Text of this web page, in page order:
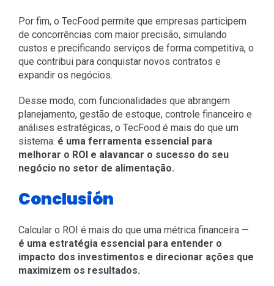
Por fim, o TecFood permite que empresas participem
de concorrências com maior precisão, simulando
custos e precificando serviços de forma competitiva, o
que contribui para conquistar novos contratos e
expandir os negócios.
Desse modo, com funcionalidades que abrangem
planejamento, gestão de estoque, controle financeiro e
análises estratégicas, o TecFood é mais do que um
sistema: é uma ferramenta essencial para
melhorar o ROI e alavancar o sucesso do seu
negócio no setor de alimentação.
Conclusión
Calcular o ROI é mais do que uma métrica financeira —
é uma estratégia essencial para entender o
impacto dos investimentos e direcionar ações que
maximizem os resultados.